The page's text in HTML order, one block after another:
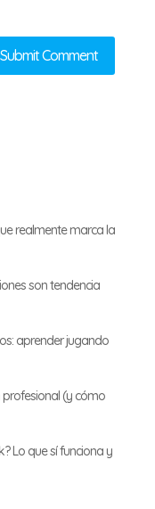
realmente marca la
son tendencia
aprender jugando
profesional (y cómo
Lo que sí funciona y